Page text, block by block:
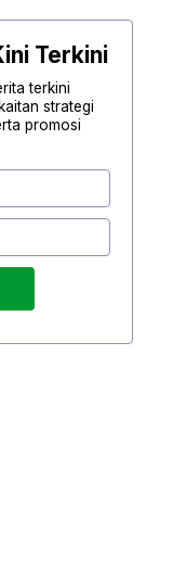
Terkini
terkini
strategi
promosi